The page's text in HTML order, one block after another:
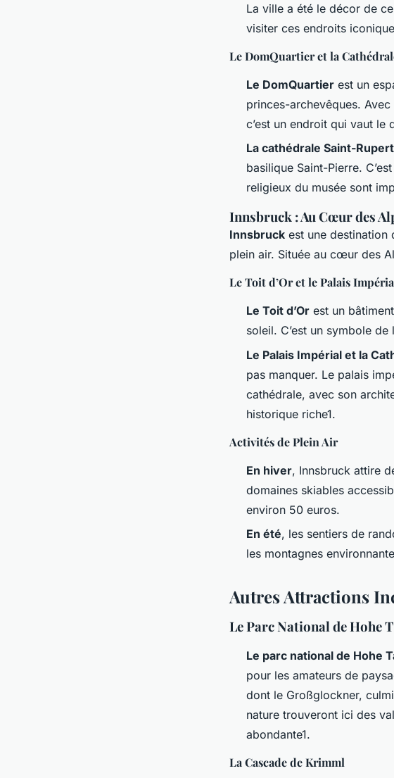
La ville a été le décor de
visiter ces endroits
Le DomQuartier et la
Le DomQuartier est un
princes-archevêques.
c’est un endroit qui vaut le
La cathédrale Saint-Rupert
basilique Saint-Pierre.
religieux du musée sont
Innsbruck : Au Cœur des
Innsbruck est une destination
plein air. Située au cœur des
Le Toit d’Or et le Palais
Le Toit d’Or est un
soleil. C’est un symbole
Le Palais Impérial et la
pas manquer. Le palais
cathédrale, avec son
historique riche1.
Activités de Plein Air
En hiver, Innsbruck attire
domaines skiables
environ 50 euros.
En été, les sentiers de
les montagnes
Autres Attractions
Le Parc National de Hohe
Le parc national de Hohe
pour les amateurs de
dont le Großglockner,
nature trouveront ici des
abondante1.
La Cascade de Krimml